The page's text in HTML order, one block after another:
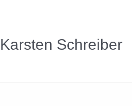
Karsten Schreiber